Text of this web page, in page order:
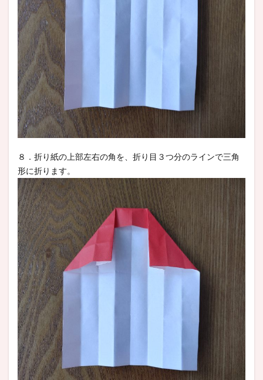
８．折り紙の上部左右の角を、折り目３つ分のラインで三角
形に折ります。